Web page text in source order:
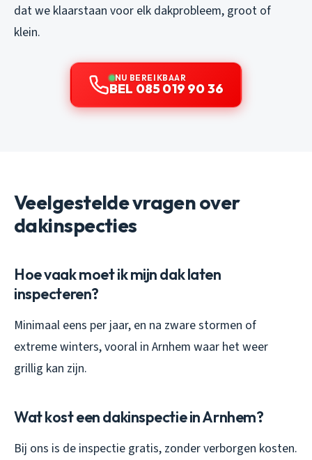
dat we klaarstaan voor elk dakprobleem, groot of
klein.
NU BEREIKBAAR
BEL 085 019 90 36
Veelgestelde vragen over
dakinspecties
Hoe vaak moet ik mijn dak laten
inspecteren?
Minimaal eens per jaar, en na zware stormen of
extreme winters, vooral in Arnhem waar het weer
grillig kan zijn.
Wat kost een dakinspectie in Arnhem?
Bij ons is de inspectie gratis, zonder verborgen kosten.